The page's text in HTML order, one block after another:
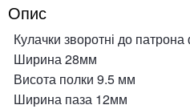
Опис
Кулачки зворотні до
Ширина 28мм
Висота полки 9.5 мм
Ширина паза 12мм